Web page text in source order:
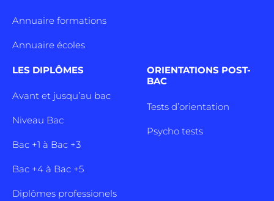
Annuaire formations
Annuaire écoles
LES DIPLÔMES
Avant et jusqu’au bac
Niveau Bac
Bac +1 à Bac +3
Bac +4 à Bac +5
Diplômes professionels
ORIENTATIONS POST-
BAC
Tests d’orientation
Psycho tests